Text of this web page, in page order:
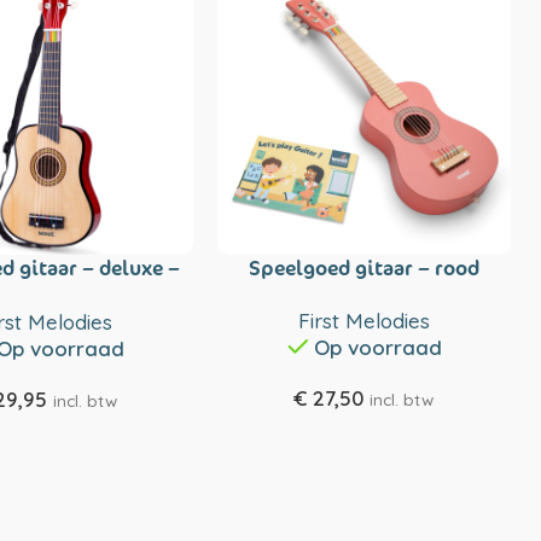
gitaar – deluxe –
Melodies
voorraad
incl. btw
Speelgoed gitaar – rood
First Melodies
Op voorraad
€ 27,50 incl. btw